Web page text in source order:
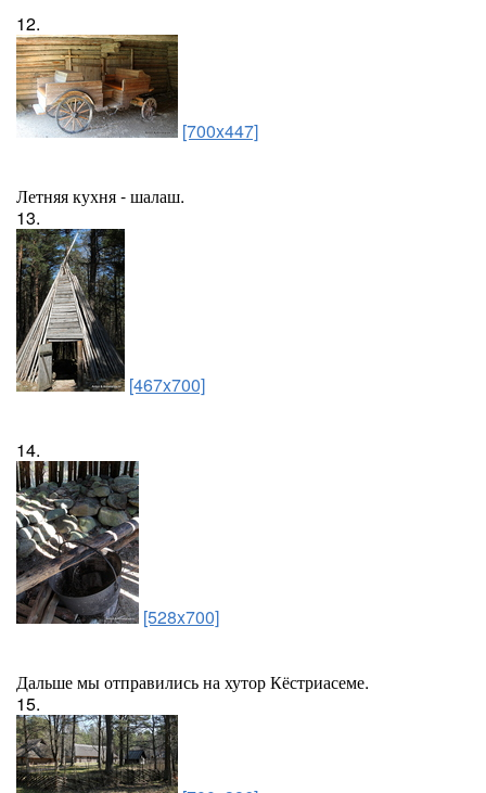
12.
[700x447]
Летняя кухня - шалаш.
13.
[467x700]
14.
[528x700]
Дальше мы отправились на хутор Кёстриасеме.
15.